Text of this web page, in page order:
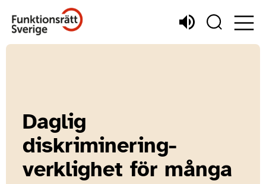
Daglig
diskriminering-
verklighet för många